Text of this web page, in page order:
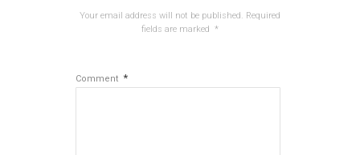
Your email address will not be published. Required
fields are marked *
Comment *